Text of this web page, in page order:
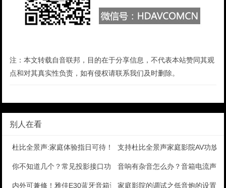
注：本文转载自音联邦，目的在于分享信息，不代表本站赞同其观
点和对其真实性负责，如有侵权请联系我们及时删除。
别人在看
杜比全景声:家庭体验指日可待！ 支持杜比全景声家庭影院AV功放
你不知道几个？常见投影接口功能详解音响有杂音怎么办？音箱电流声等
内外可兼修！雅佳E30蓝牙音箱评测报告家庭影院的调试之低音炮的设置